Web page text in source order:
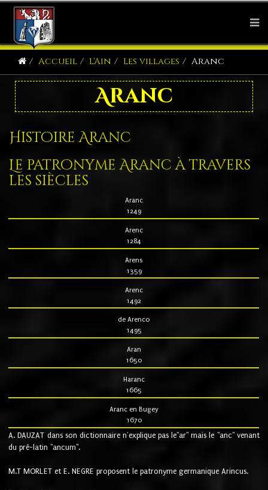
Accueil L'Ain Les villages Aranc
Aranc
Histoire Aranc
Le patronyme Aranc à travers
les siècles
Aranc
1249
Arenc
1284
Arens
1359
Arenc
1492
de Arenco
1495
Aran
1650
Haranc
1665
Aranc en Bugey
1670
A. DAUZAT dans son dictionnaire n'explique pas le"ar" mais le "anc" venant
du pré-latin "ancum".
M.T MORLET et E. NEGRE proposent le patronyme germanique Arincus.